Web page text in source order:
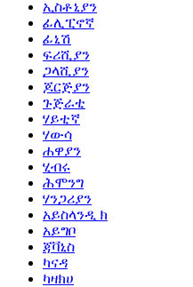
ኢስቶኒያን
ፊሊፒኖኛ
ፊኒሽ
ፍሪሺያን
ጋላሺያን
ጆርጅያን
ጉጅራቲ
ሃይቲኛ
ሃውሳ
ሐዋያን
ሂብሩ
ሕሞንግ
ሃንጋሪያን
አይስላንዲ ክ
አይግቦ
ጃቫኒስ
ካናዳ
ካዛክሀ